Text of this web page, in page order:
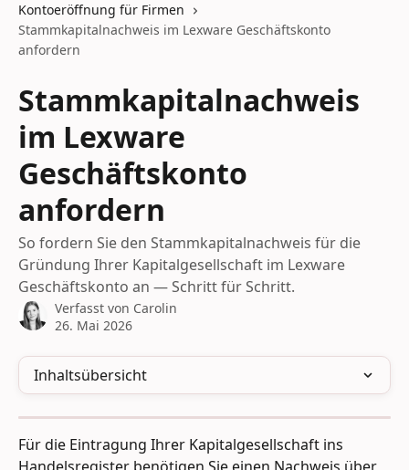
Kontoeröffnung für Firmen
Stammkapitalnachweis im Lexware Geschäftskonto
anfordern
Stammkapitalnachweis
im Lexware
Geschäftskonto
anfordern
So fordern Sie den Stammkapitalnachweis für die
Gründung Ihrer Kapitalgesellschaft im Lexware
Geschäftskonto an — Schritt für Schritt.
Verfasst von Carolin
26. Mai 2026
Inhaltsübersicht
Für die Eintragung Ihrer Kapitalgesellschaft ins